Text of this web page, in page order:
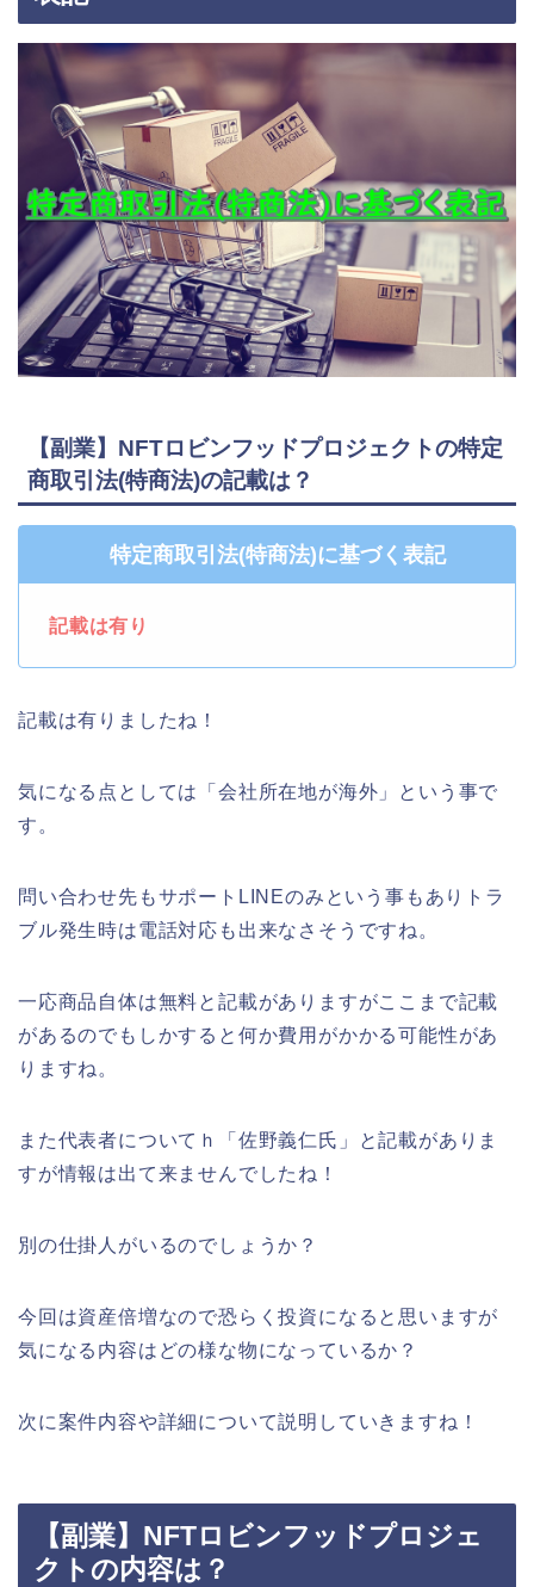
【副業】NFTロビンフッドプロジェクトの特定
商取引法(特商法)の記載は？
特定商取引法(特商法)に基づく表記
記載は有り
記載は有りましたね！
気になる点としては「会社所在地が海外」という事で
す。
問い合わせ先もサポートLINEのみという事もありトラ
ブル発生時は電話対応も出来なさそうですね。
一応商品自体は無料と記載がありますがここまで記載
があるのでもしかすると何か費用がかかる可能性があ
りますね。
また代表者についてｈ「佐野義仁氏」と記載がありま
すが情報は出て来ませんでしたね！
別の仕掛人がいるのでしょうか？
今回は資産倍増なので恐らく投資になると思いますが
気になる内容はどの様な物になっているか？
次に案件内容や詳細について説明していきますね！
【副業】NFTロビンフッドプロジェ
クトの内容は？